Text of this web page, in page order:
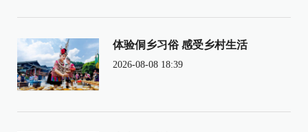
体验侗乡习俗 感受乡村生活
2026-08-08 18:39